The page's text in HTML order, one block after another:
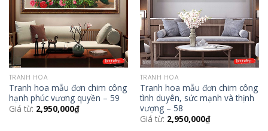
TRANH HOA
Tranh hoa mẫu đơn chim công
hạnh phúc vương quyền – 59
Giá từ: 2,950,000₫
TRANH HOA
Tranh hoa mẫu đơn chim công
tình duyên, sức mạnh và thịnh
vượng – 58
Giá từ: 2,950,000₫